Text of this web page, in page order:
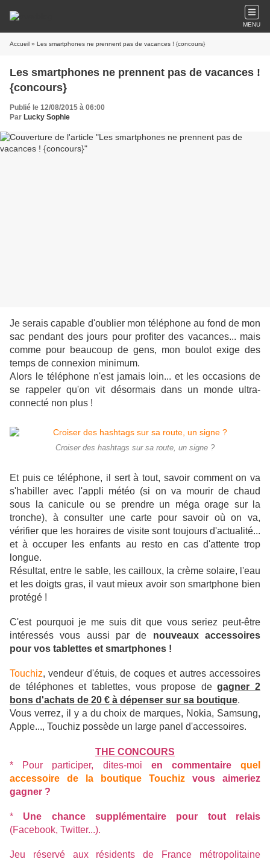
MENU
Accueil » Les smartphones ne prennent pas de vacances ! {concours}
Les smartphones ne prennent pas de vacances !
{concours}
Publié le 12/08/2015 à 06:00
Par Lucky Sophie
Je serais capable d'oublier mon téléphone au fond de mon
sac pendant des jours pour profiter des vacances... mais
comme pour beaucoup de gens, mon boulot exige des
temps de connexion minimum.
Alors le téléphone n'est jamais loin... et les occasions de
se rappeler qu'on vit désormais dans un monde ultra-
connecté non plus !
Croiser des hashtags sur sa route, un signe ?
Et puis ce téléphone, il sert à tout, savoir comment on va
s'habiller avec l'appli météo (si on va mourir de chaud
sous la canicule ou se prendre un méga orage sur la
tronche), à consulter une carte pour savoir où on va,
vérifier que les horaires de visite sont toujours d'actualité...
et à occuper les enfants au resto en cas d'attente trop
longue.
Résultat, entre le sable, les cailloux, la crème solaire, l'eau
et les doigts gras, il vaut mieux avoir son smartphone bien
protégé !
C'est pourquoi je me suis dit que vous seriez peut-être
intéressés vous aussi par de nouveaux accessoires
pour vos tablettes et smartphones !
Touchiz, vendeur d'étuis, de coques et autres accessoires
de téléphones et tablettes, vous propose degagner 2
bons d'achats de 20 € à dépenser sur sa boutique.
Vous verrez, il y a du choix de marques, Nokia, Samsung,
Apple..., Touchiz possède un large panel d'accessoires.
THE CONCOURS
* Pour participer, dites-moi en commentairequel
accessoire de la boutique Touchiz vous aimeriez
gagner ?
* Une chance supplémentaire pour tout relais
(Facebook, Twitter...).
Jeu réservé aux résidents de France métropolitaine